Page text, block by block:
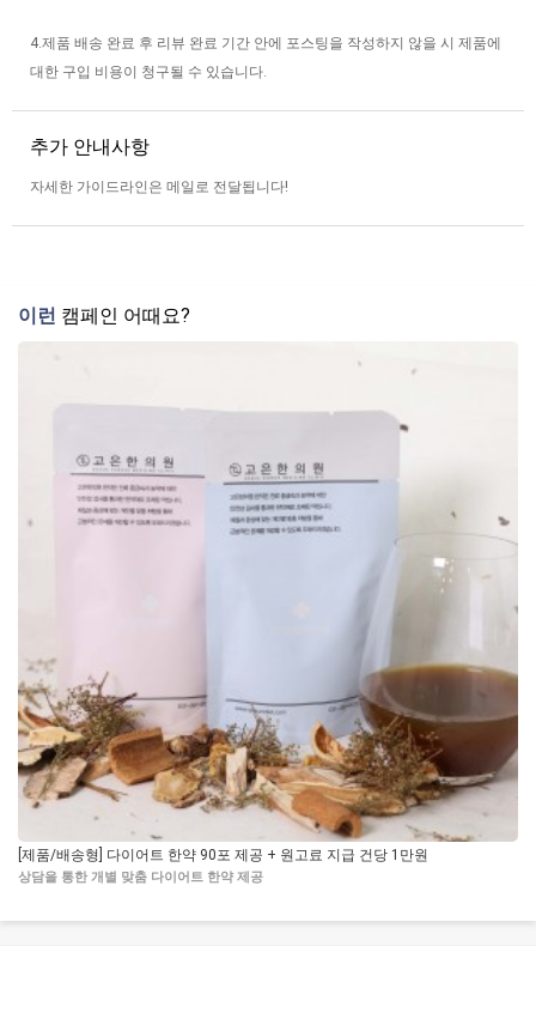
4.제품 배송 완료 후 리뷰 완료 기간 안에 포스팅을 작성하지 않을 시 제품에
대한 구입 비용이 청구될 수 있습니다.
추가 안내사항
자세한 가이드라인은 메일로 전달됩니다!
이런 캠페인 어때요?
[제품/배송형] 다이어트 한약 90포 제공 + 원고료 지급 건당 1만원
상담을 통한 개별 맞춤 다이어트 한약 제공